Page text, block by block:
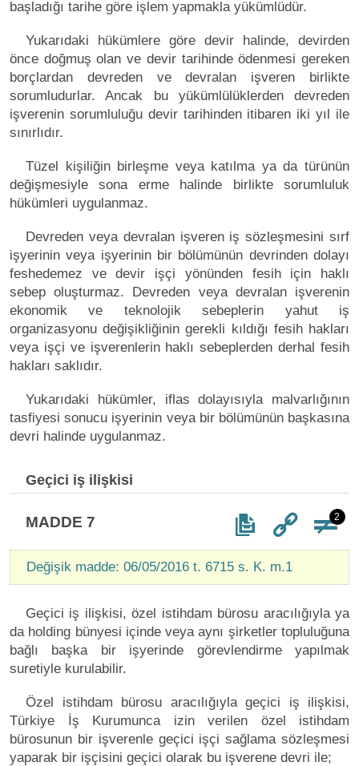
başladığı tarihe göre işlem yapmakla yükümlüdür.
Yukarıdaki hükümlere göre devir halinde, devirden
önce doğmuş olan ve devir tarihinde ödenmesi gereken
borçlardan devreden ve devralan işveren birlikte
sorumludurlar. Ancak bu yükümlülüklerden devreden
işverenin sorumluluğu devir tarihinden itibaren iki yıl ile
sınırlıdır.
Tüzel kişiliğin birleşme veya katılma ya da türünün
değişmesiyle sona erme halinde birlikte sorumluluk
hükümleri uygulanmaz.
Devreden veya devralan işveren iş sözleşmesini sırf
işyerinin veya işyerinin bir bölümünün devrinden dolayı
feshedemez ve devir işçi yönünden fesih için haklı
sebep oluşturmaz. Devreden veya devralan işverenin
ekonomik ve teknolojik sebeplerin yahut iş
organizasyonu değişikliğinin gerekli kıldığı fesih hakları
veya işçi ve işverenlerin haklı sebeplerden derhal fesih
hakları saklıdır.
Yukarıdaki hükümler, iflas dolayısıyla malvarlığının
tasfiyesi sonucu işyerinin veya bir bölümünün başkasına
devri halinde uygulanmaz.
Geçici iş ilişkisi
MADDE 7 2
Değişik madde: 06/05/2016 t. 6715 s. K. m.1
Geçici iş ilişkisi, özel istihdam bürosu aracılığıyla ya
da holding bünyesi içinde veya aynı şirketler topluluğuna
bağlı başka bir işyerinde görevlendirme yapılmak
suretiyle kurulabilir.
Özel istihdam bürosu aracılığıyla geçici iş ilişkisi,
Türkiye İş Kurumunca izin verilen özel istihdam
bürosunun bir işverenle geçici işçi sağlama sözleşmesi
yaparak bir işçisini geçici olarak bu işverene devri ile;